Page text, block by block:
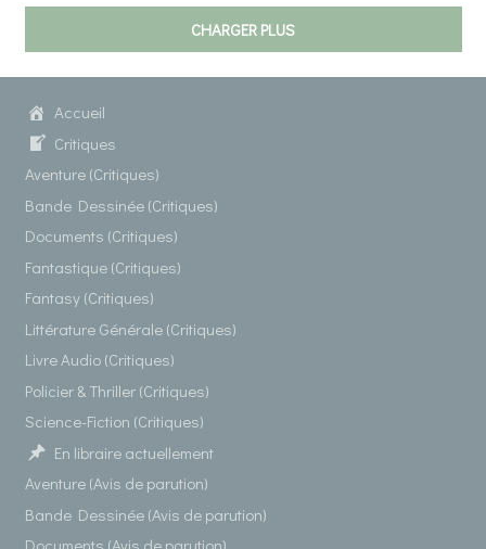
CHARGER PLUS
Accueil
Critiques
Aventure (Critiques)
Bande Dessinée (Critiques)
Documents (Critiques)
Fantastique (Critiques)
Fantasy (Critiques)
Littérature Générale (Critiques)
Livre Audio (Critiques)
Policier & Thriller (Critiques)
Science-Fiction (Critiques)
En libraire actuellement
Aventure (Avis de parution)
Bande Dessinée (Avis de parution)